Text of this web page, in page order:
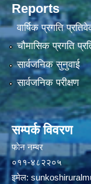
Reports
वार्षिक प्रगति
चौमासिक प्रगति
सार्वजनिक सुनुवाई
सार्वजनिक परीक्षण
सम्पर्क विवरण
फाेन न‌‍‍‍‌‌म्बर
०११-४८२२०५
इमेल: